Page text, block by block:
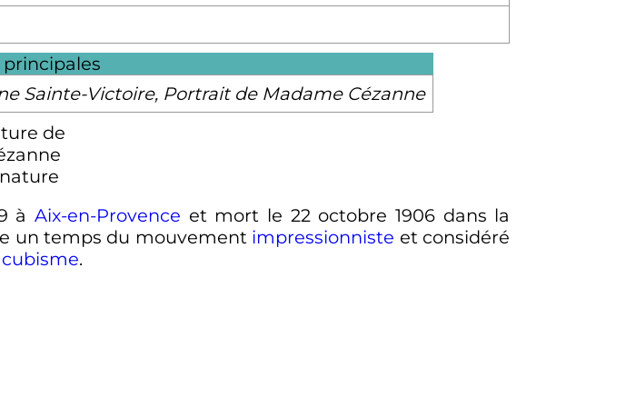
Sainte-Victoire, Portrait de Madame Cézanne
àAix-en-Provence et mort le 22 octobre 1906 dans la
un temps du mouvement impressionniste et considéré
cubisme.